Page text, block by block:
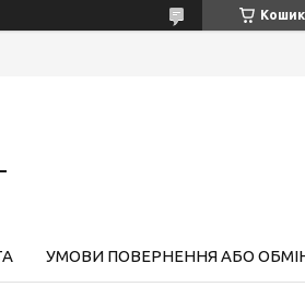
Кошик
УМОВИ ПОВЕРНЕННЯ АБО